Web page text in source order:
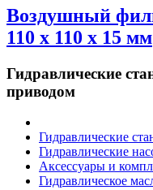
Воздушный
110 x 110 x 15 мм
Гидравлические
приводом
Гидравлические
Гидравлические
Аксессуары и
Гидравлическое